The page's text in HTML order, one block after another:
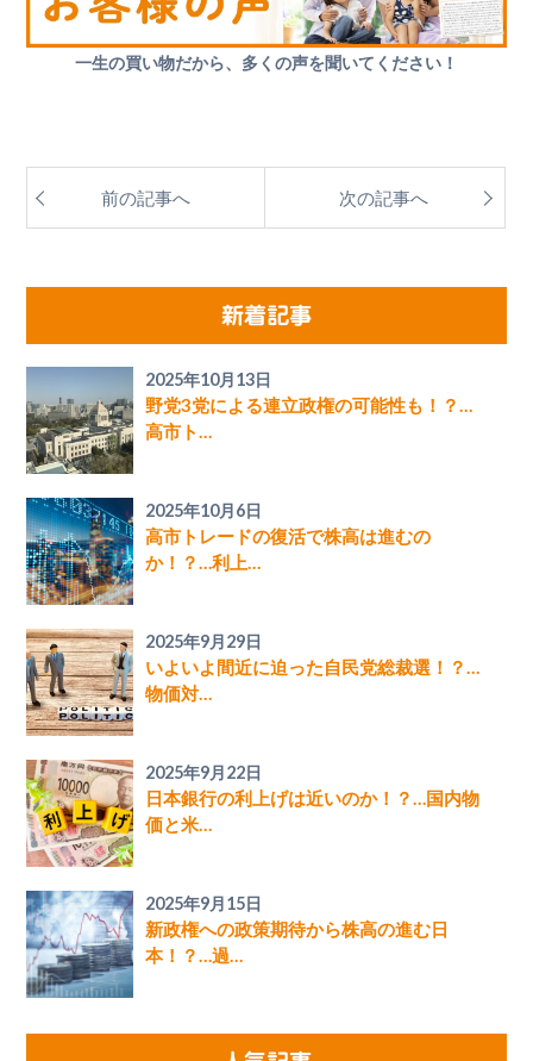
一生の買い物だから、多くの声を聞いてください！
前の記事へ 次の記事へ
新着記事
2025年10月13日
野党3党による連立政権の可能性も！？…
高市ト…
2025年10月6日
高市トレードの復活で株高は進むの
か！？…利上…
2025年9月29日
いよいよ間近に迫った自民党総裁選！？…
物価対…
2025年9月22日
日本銀行の利上げは近いのか！？…国内物
価と米…
2025年9月15日
新政権への政策期待から株高の進む日
本！？…過…